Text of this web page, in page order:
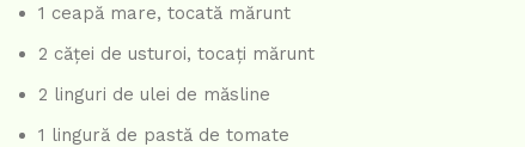
1 ceapă mare, tocată mărunt
2 căței de usturoi, tocați mărunt
2 linguri de ulei de măsline
1 lingură de pastă de tomate